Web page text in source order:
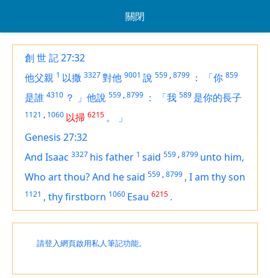
關閉
創 世 記 27:32
他父親 1 以撒 3327對他 9001 說 559 ,8799 ： 「你 859
是誰 4310 ？ 」他說 559 ,8799 ： 「我 589 是你的長子
1121 , 1060 以掃 6215 。
」
Genesis 27:32
And Isaac 3327 his father 1 said 559 ,8799 unto him,
Who artthou? And he said 559 ,8799 , Iam thy son
1121 , thy firstborn 1060 Esau 6215 .
請登入網頁啟用私人筆記功能。